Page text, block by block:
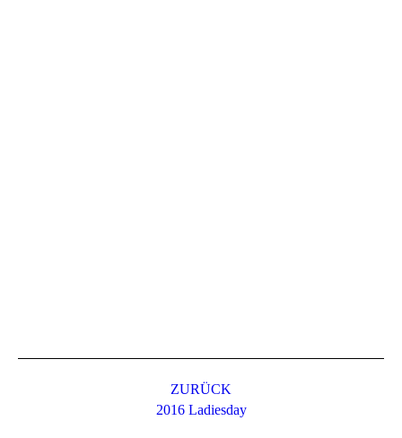
ZURÜCK
Vorheriges
Album:
2016 Ladiesday